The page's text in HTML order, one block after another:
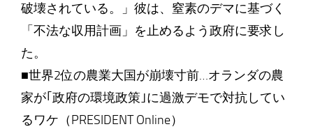
破壊されている。」彼は、窒素のデマに基づく
「不法な収用計画」を止めるよう政府に要求し
た。
■世界2位の農業大国が崩壊寸前…オランダの農
家が｢政府の環境政策｣に過激デモで対抗してい
るワケ（PRESIDENT Online）